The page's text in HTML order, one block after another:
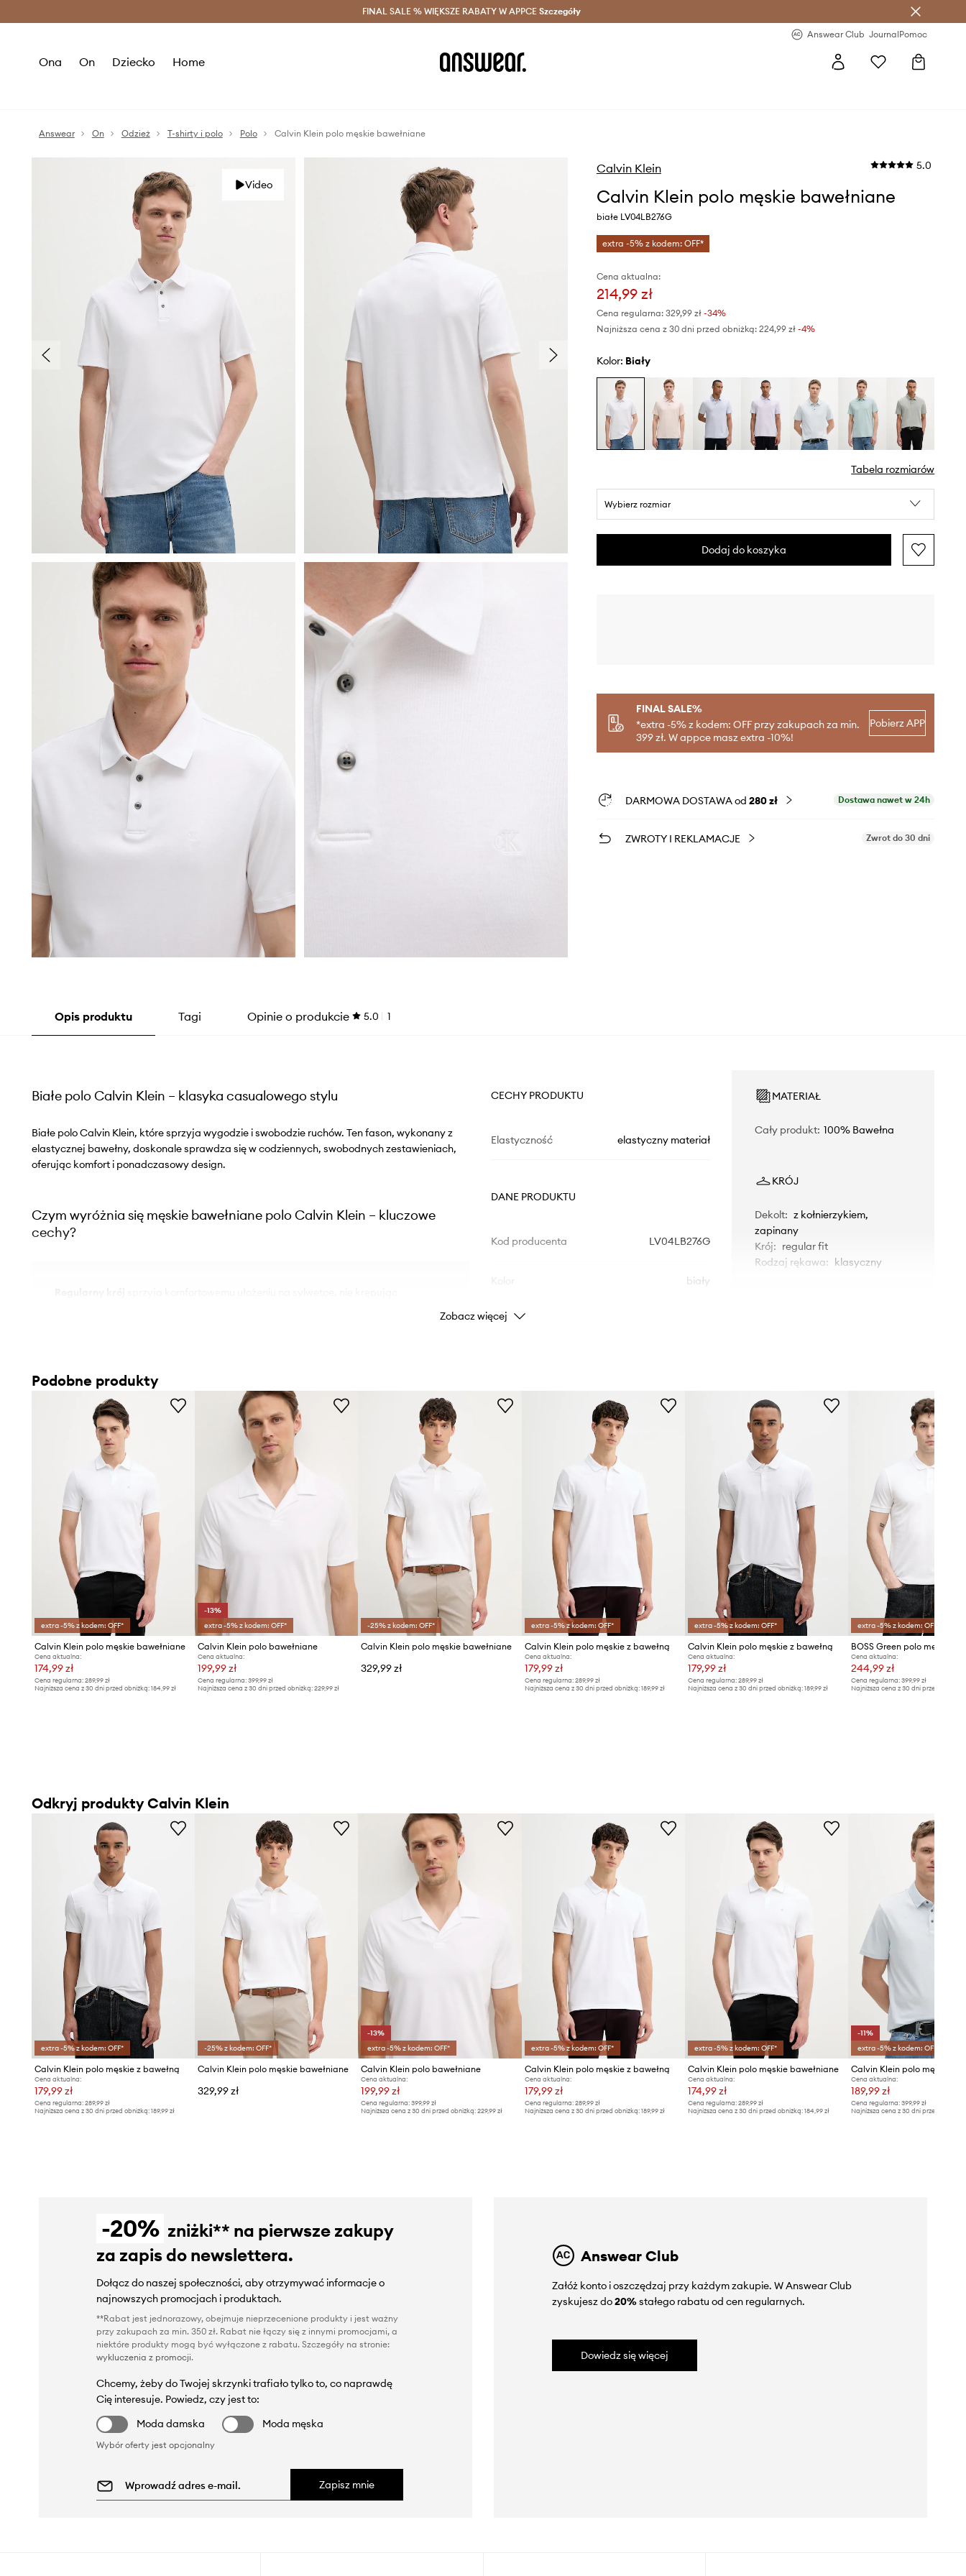
Oszczędzaj z Answear Club > Dostawa nawet w 24h >
FINAL SALE % WIĘKSZE RABATY W APPCE Szczegóły
Answear Club JournalPomoc
Ona On Dziecko Home
Answear On Odzież T-shirty i polo Polo Calvin Klein polo męskie bawełniane
Video
Calvin Klein 5.0
Calvin Klein polo męskie bawełniane
białe LV04LB276G
extra -5% z kodem: OFF*
Cena aktualna:
214,99 zł
Cena regularna: 329,99 zł-34%
Najniższa cena z 30 dni przed obniżką: 224,99 zł -4%
Kolor: biały
Tabela rozmiarów
Wybierz rozmiar
Dodaj do koszyka
FINAL SALE%
*extra -5% z kodem: OFF przy zakupach za min.
399 zł. W appce masz extra -10%!
Pobierz APP
DARMOWA DOSTAWA od 280 zł Dostawa nawet w 24h
ZWROTY I REKLAMACJE Zwrot do 30 dni
Opis produktu Tagi Opinie o produkcie 5.0 1
Białe polo Calvin Klein – klasyka casualowego stylu
Białe polo Calvin Klein, które sprzyja wygodzie i swobodzie ruchów. Ten fason, wykonany z
elastycznej bawełny, doskonale sprawdza się w codziennych, swobodnych zestawieniach,
oferując komfort i ponadczasowy design.
Czym wyróżnia się męskie bawełniane polo Calvin Klein – kluczowe
cechy?
Elastyczny materiałwspomaga swobodę ruchów, dopasowując się do ciała
Klasyczny fason polo
nadaje stylizacjom eleganckiego, casualowego
charakteru
Dekolt z kołnierzykiem i zapięciem na guzikidodaje koszulce wyrafinowania
Gładki wzór z subtelnym logo podkreśla markowy design i uniwersalność
CECHY PRODUKTU
Elastyczność elastyczny materiał
DANE PRODUKTU
Kod producenta LV04LB276G
biały
Marka
ID Produktu
MATERIAŁ
Cały produkt: 100% Bawełna
KRÓJ
Dekolt: z kołnierzykiem,
zapinany
Krój: regular fit
Rodzaj rękawa: klasyczny
Zalecamy wybór rozmiaru
mniejszego, niż nosisz zazwyczaj.
Tabela rozmiarów
Zobacz więcej
Podobne produkty
extra -5% z kodem: OFF*
Calvin Klein polo męskie bawełniane
Cena aktualna:
174,99 zł
Cena regularna: 289,99 zł
Najniższa cena z 30 dni przed obniżką: 184,99 zł
-13%
extra -5% z kodem: OFF*
Calvin Klein polo bawełniane
Cena aktualna:
199,99 zł
Cena regularna:399,99 zł
Najniższa cena z 30 dni przed obniżką:229,99 zł
-25% z kodem: OFF*
Calvin Klein polo męskie bawełniane
329,99 zł
extra -5% z kodem: OFF*
Calvin Klein polo męskie z bawełną
Cena aktualna:
179,99 zł
Cena regularna: 289,99 zł
Najniższa cena z 30 dni przed obniżką: 189,99 zł
extra -5% z kodem: OFF*
Calvin Klein polo męskie z bawełną
Cena aktualna:
179,99 zł
Cena regularna:289,99 zł
Najniższa cena z 30 dni przed obniżką:189,99 zł
extra -5% z kodem: OFF*
Cena aktualna:
244,99 zł
Cena regularna: 399,99 zł
Najniższa cena z 30 dni przed obniżką:
Odkryj produkty Calvin Klein
extra -5% z kodem: OFF*
Calvin Klein polo męskie z bawełną
Cena aktualna:
179,99 zł
Cena regularna: 289,99 zł
Najniższa cena z 30 dni przed obniżką: 189,99 zł
-25% z kodem: OFF*
Calvin Klein polo męskie bawełniane
329,99 zł
-13%
extra -5% z kodem: OFF*
Calvin Klein polo bawełniane
Cena aktualna:
199,99 zł
Cena regularna: 399,99 zł
Najniższa cena z 30 dni przed obniżką: 229,99 zł
extra -5% z kodem: OFF*
Calvin Klein polo męskie z bawełną
Cena aktualna:
179,99 zł
Cena regularna: 289,99 zł
Najniższa cena z 30 dni przed obniżką: 189,99 zł
extra -5% z kodem: OFF*
Calvin Klein polo męskie bawełniane
Cena aktualna:
174,99 zł
Cena regularna:289,99 zł
Najniższa cena z 30 dni przed obniżką:184,99 zł
-11%
extra -5% z kodem: OFF*
Calvin Klein polo męskie
Cena aktualna:
189,99 zł
Cena regularna: 399,99 zł
Najniższa cena z 30 dni przed obniżką:
-20% zniżki** na pierwsze zakupy
za zapis do newslettera.
Dołącz do naszej społeczności, aby otrzymywać informacje o
najnowszych promocjach i produktach.
**Rabat jest jednorazowy, obejmuje nieprzecenione produkty i jest ważny
przy zakupach za min. 350 zł. Rabat nie łączy się z innymi promocjami, a
niektóre produkty mogą być wyłączone z rabatu. Szczegóły na stronie:
wykluczenia z promocji.
Chcemy, żeby do Twojej skrzynki trafiało tylko to, co naprawdę
Cię interesuje. Powiedz, czy jest to:
Moda damska
Moda męska
Wybór oferty jest opcjonalny
Zapisz mnie
Answear Club
Załóż konto i oszczędzaj przy każdym zakupie. W Answear Club
zyskujesz do20%stałego rabatu od cen regularnych.
Dowiedz się więcej